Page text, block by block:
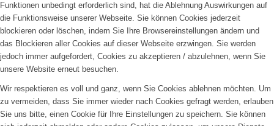
Funktionen unbedingt erforderlich sind, hat die Ablehnung Auswirkungen auf
die Funktionsweise unserer Webseite. Sie können Cookies jederzeit
blockieren oder löschen, indem Sie Ihre Browsereinstellungen ändern und
das Blockieren aller Cookies auf dieser Webseite erzwingen. Sie werden
jedoch immer aufgefordert, Cookies zu akzeptieren / abzulehnen, wenn Sie
unsere Website erneut besuchen.
Wir respektieren es voll und ganz, wenn Sie Cookies ablehnen möchten. Um
zu vermeiden, dass Sie immer wieder nach Cookies gefragt werden, erlauben
Sie uns bitte, einen Cookie für Ihre Einstellungen zu speichern. Sie können